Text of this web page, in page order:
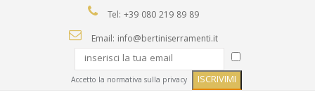
Tel: +39 080 219 89 89
Email: info@bertiniserramenti.it
Accetto la normativa sulla privacy